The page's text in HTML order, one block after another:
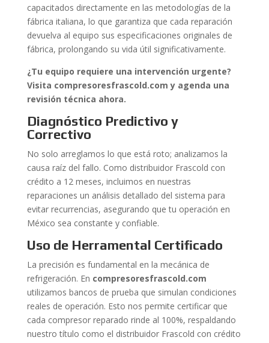
capacitados directamente en las metodologías de la
fábrica italiana, lo que garantiza que cada reparación
devuelva al equipo sus especificaciones originales de
fábrica, prolongando su vida útil significativamente.
¿Tu equipo requiere una intervención urgente?
Visita compresoresfrascold.com y agenda una
revisión técnica ahora.
Diagnóstico Predictivo y
Correctivo
No solo arreglamos lo que está roto; analizamos la
causa raíz del fallo. Como distribuidor Frascold con
crédito a 12 meses, incluimos en nuestras
reparaciones un análisis detallado del sistema para
evitar recurrencias, asegurando que tu operación en
México sea constante y confiable.
Uso de Herramental Certificado
La precisión es fundamental en la mecánica de
refrigeración. En compresoresfrascold.com
utilizamos bancos de prueba que simulan condiciones
reales de operación. Esto nos permite certificar que
cada compresor reparado rinde al 100%, respaldando
nuestro título como el distribuidor Frascold con crédito